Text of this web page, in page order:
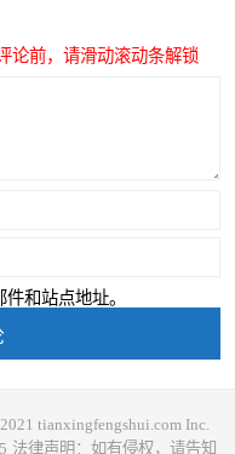
论前，请滑动滚动条解锁
和站点地址。
tianxingfengshui.com Inc.
法律声明：如有侵权，请告知